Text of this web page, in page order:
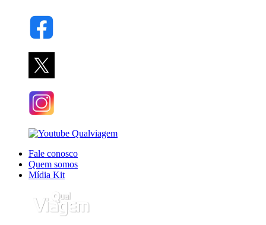
Fale conosco
Quem somos
Mídia Kit